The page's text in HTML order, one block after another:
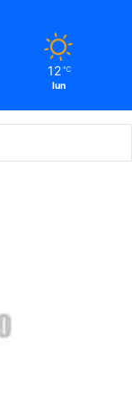
12 ℃
lun